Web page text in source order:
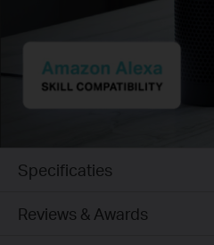
Specificaties
Reviews & Awards